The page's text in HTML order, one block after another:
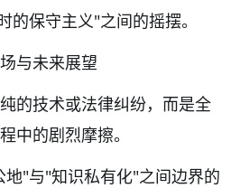
的保守主义"之间的摇摆。
与未来展望
的技术或法律纠纷，而是全
中的剧烈摩擦。
"与"知识私有化"之间边界的